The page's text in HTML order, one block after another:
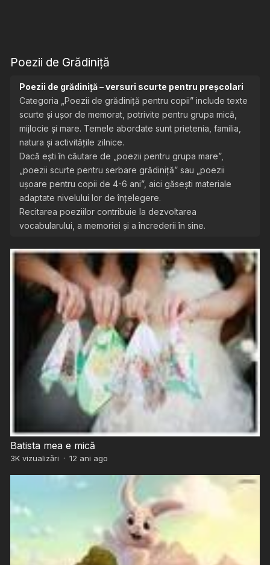
Poezii de Grădiniță
Poezii de grădiniță – versuri scurte pentru preșcolari
Categoria „Poezii de grădiniță pentru copii” include texte
scurte și ușor de memorat, potrivite pentru grupa mică,
mijlocie și mare. Temele abordate sunt prietenia, familia,
natura și activitățile zilnice.
Dacă ești în căutare de „poezii pentru grupa mare”,
„poezii scurte pentru serbare grădiniță” sau „poezii
ușoare pentru copii de 4-6 ani”, aici găsești materiale
adaptate nivelului lor de înțelegere.
Recitarea poeziilor contribuie la dezvoltarea
vocabularului, a memoriei și a încrederii în sine.
Batista mea e mică
3Kvizualizări · 12 ani ago